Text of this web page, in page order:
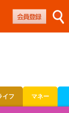
イフ マネー